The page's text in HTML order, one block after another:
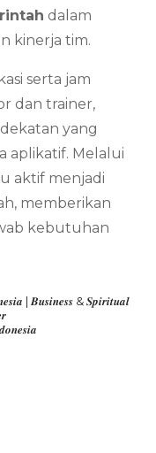
dalam
kinerja tim.
serta jam
dan trainer,
yang
aplikatif. Melalui
aktif menjadi
memberikan
kebutuhan
| 𝑩𝒖𝒔𝒊𝒏𝒆𝒔𝒔 & 𝑺𝒑𝒊𝒓𝒊𝒕𝒖𝒂𝒍